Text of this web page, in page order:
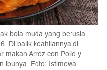
bola muda yang berusia
Di balik keahliannya di
makan Arroz con Pollo y
ibunya. Foto: Istimewa